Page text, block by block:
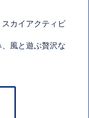
カイアクティビ
風と遊ぶ贅沢な